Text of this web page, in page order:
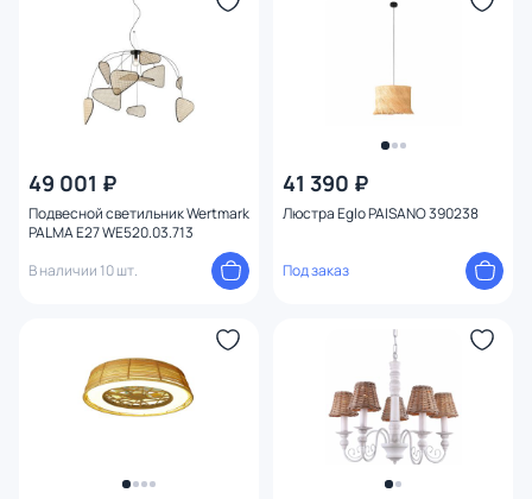
49 001 ₽
Подвесной светильник Wertmark
PALMA E27 WE520.03.713
В наличии 10 шт.
41 390 ₽
Люстра Eglo PAISANO 390238
Под заказ
Ширина (мм)
Длина (мм)
Количество ламп
Цвет свечения